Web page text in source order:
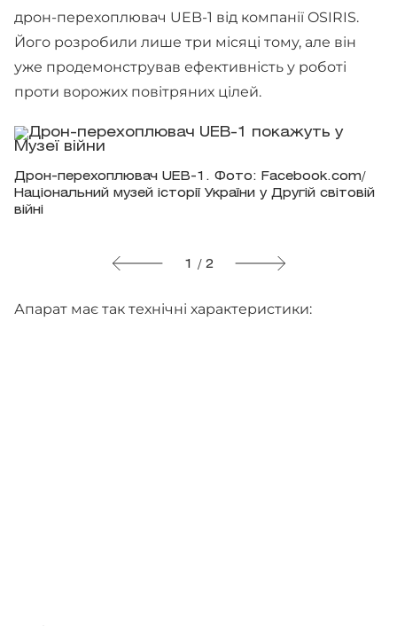
дрон-перехоплювач UEB-1 від компанії OSIRIS.
Його розробили лише три місяці тому, але він
уже продемонстрував ефективність у роботі
проти ворожих повітряних цілей.
Дрон-перехоплювач UEB-1. Фото: Facebook.com/
Національний музей історії України у Другій світовій
війні
1 / 2
Апарат має так технічні характеристики: